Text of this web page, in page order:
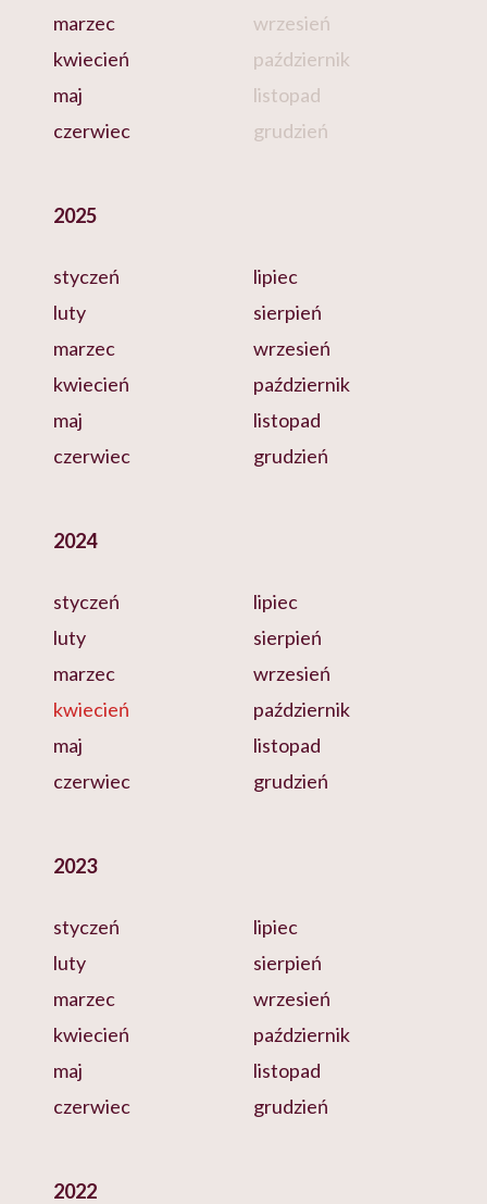
marzec
kwiecień
maj
czerwiec
wrzesień
październik
listopad
grudzień
2025
styczeń
luty
marzec
kwiecień
maj
czerwiec
lipiec
sierpień
wrzesień
październik
listopad
grudzień
2024
styczeń
luty
marzec
kwiecień
maj
czerwiec
lipiec
sierpień
wrzesień
październik
listopad
grudzień
2023
styczeń
luty
marzec
kwiecień
maj
czerwiec
lipiec
sierpień
wrzesień
październik
listopad
grudzień
2022